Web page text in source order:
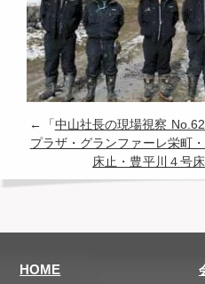
←「 中山社長の現場視察
プラザ・グランファーレ栄町
床止・豊平川４号
HOME